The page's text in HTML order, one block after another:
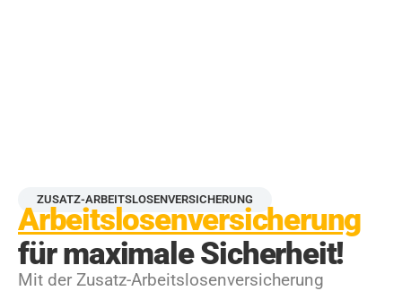
ZUSATZ-ARBEITSLOSENVERSICHERUNG
Arbeitslosenversicherung
für maximale Sicherheit!
Mit der Zusatz-Arbeitslosenversicherung